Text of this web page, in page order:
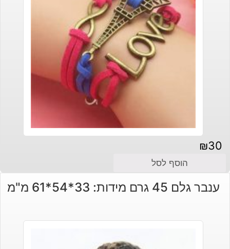
₪30
הוסף לסל
ענבר גלם 45 גרם מידות: 33*54*61 מ"מ